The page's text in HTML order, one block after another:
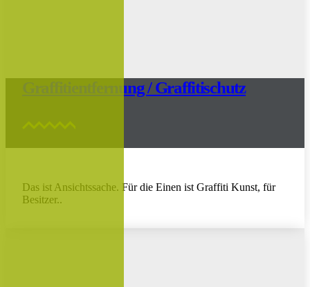
Graffitientfernung / Graffitischutz
Das ist Ansichtssache. Für die Einen ist Graffiti Kunst, für
Besitzer..